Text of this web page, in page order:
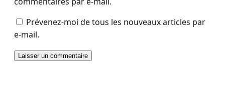
Prévenez-moi de tous les nouveaux articles par
e-mail.